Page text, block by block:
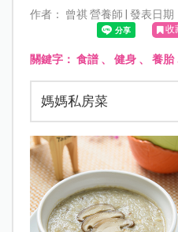
作者： 曾祺 營養師 | 發表日
收
關鍵字： 食譜、 健身、 養胎
媽媽私房菜